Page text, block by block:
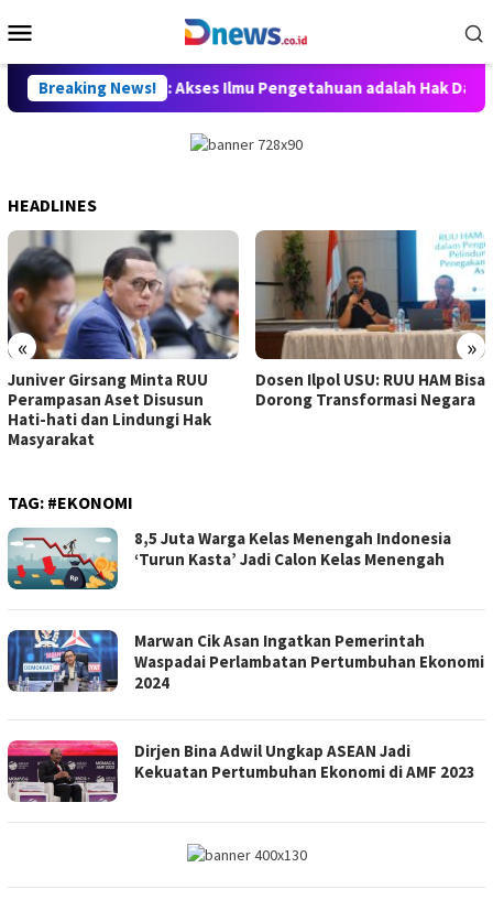
to
Menu
Breaking News!
Willy Aditya: Akses Ilmu Pengetahuan adalah Hak Dasar
HEADLINES
« »
Juniver Girsang Minta RUU
Perampasan Aset Disusun
Hati-hati dan Lindungi Hak
Masyarakat
Dosen Ilpol USU: RUU HAM Bisa
Dorong Transformasi Negara
TAG: #EKONOMI
8,5 Juta Warga Kelas Menengah Indonesia
‘Turun Kasta’ Jadi Calon Kelas Menengah
Marwan Cik Asan Ingatkan Pemerintah
Waspadai Perlambatan Pertumbuhan Ekonomi
2024
Dirjen Bina Adwil Ungkap ASEAN Jadi
Kekuatan Pertumbuhan Ekonomi di AMF 2023